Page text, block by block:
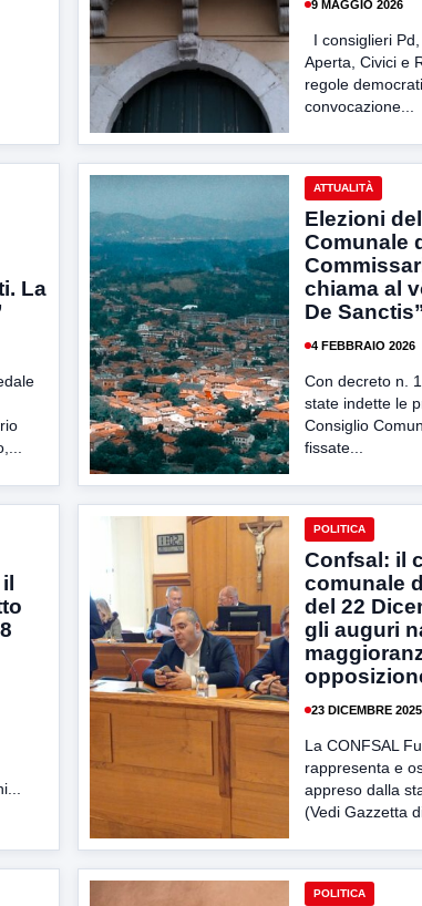
9 MAGGIO 2026
I consiglieri
Aperta, Civici e
regole
convocazione...
La
ATTUALITÀ
Elezioni
Comunale
chiama al
De Sanctis”
4 FEBBRAIO 2026
Con decreto n.
state indette le
Consiglio
fissate...
POLITICA
Confsal: il
comunale
del 22
gli auguri
23 DICEMBRE 2025
La CONFSAL
rappresenta e
appreso dalla
(Vedi Gazzetta
POLITICA